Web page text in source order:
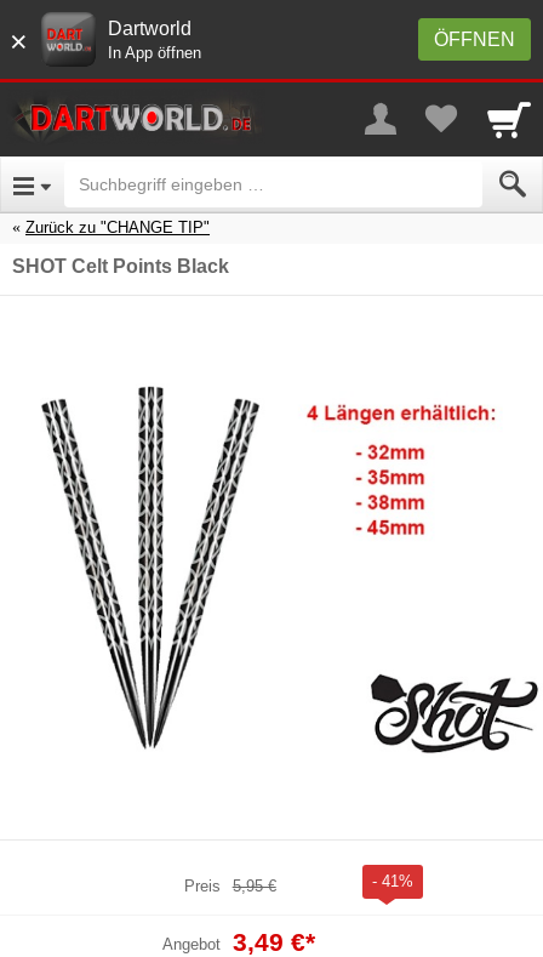
× ÖFFNEN
Dartworld
In App öffnen
Zurück zu "CHANGE TIP"
SHOT Celt Points Black
Preis 5,95 € - 41%
Angebot 3,49 €*